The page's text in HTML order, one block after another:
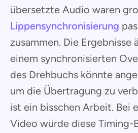
übersetzte Audio waren
Lippensynchronisierung
zusammen. Die Ergebnisse
einem synchronisierten
des Drehbuchs könnte
um die Übertragung zu
ist ein bisschen Arbeit. Bei
Video würde diese Timing-